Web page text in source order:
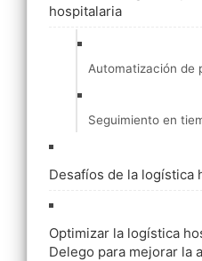
hospitalaria
Automatización de
Seguimiento en
Desafíos de la logística
Optimizar la logística
Delego para mejorar la